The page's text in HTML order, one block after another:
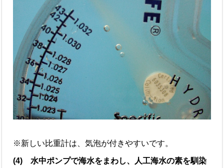
※新しい比重計は、気泡が付きやすいです。
(4) 水中ポンプで海水をまわし、人工海水の素を馴染